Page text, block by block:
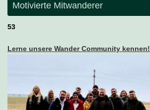
Motivierte Mitwanderer
53
Lerne unsere Wander Community kennen!